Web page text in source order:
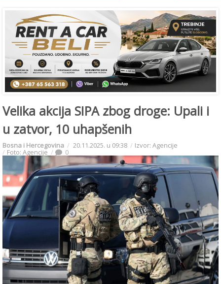
Velika akcija SIPA zbog droge: Upali i
u zatvor, 10 uhapšenih
Bosna i Hercegovina 20.11.2025. u 09:38 Izvor: Agencije
Foto: Agencije 0